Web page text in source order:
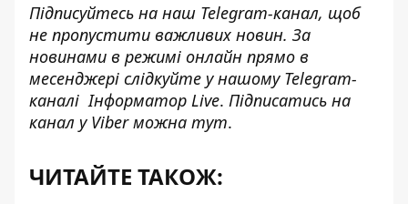
Підписуйтесь на наш Telegram-канал, щоб
не пропустити важливих новин. За
новинами в режимі онлайн прямо в
месенджері слідкуйте у нашому Telegram-
каналіІнформатор Live. Підписатись на
канал у Viber можна тут.
ЧИТАЙТЕ ТАКОЖ: